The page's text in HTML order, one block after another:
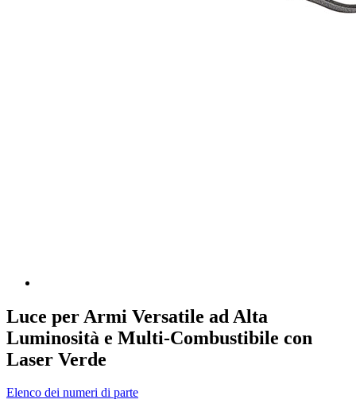
Luce per Armi Versatile ad Alta
Luminosità e Multi-Combustibile con
Laser Verde
Elenco dei numeri di parte